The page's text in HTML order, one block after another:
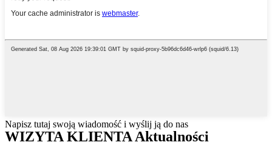
Napisz tutaj swoją wiadomość i wyślij ją do nas
WIZYTA KLIENTA Aktualności